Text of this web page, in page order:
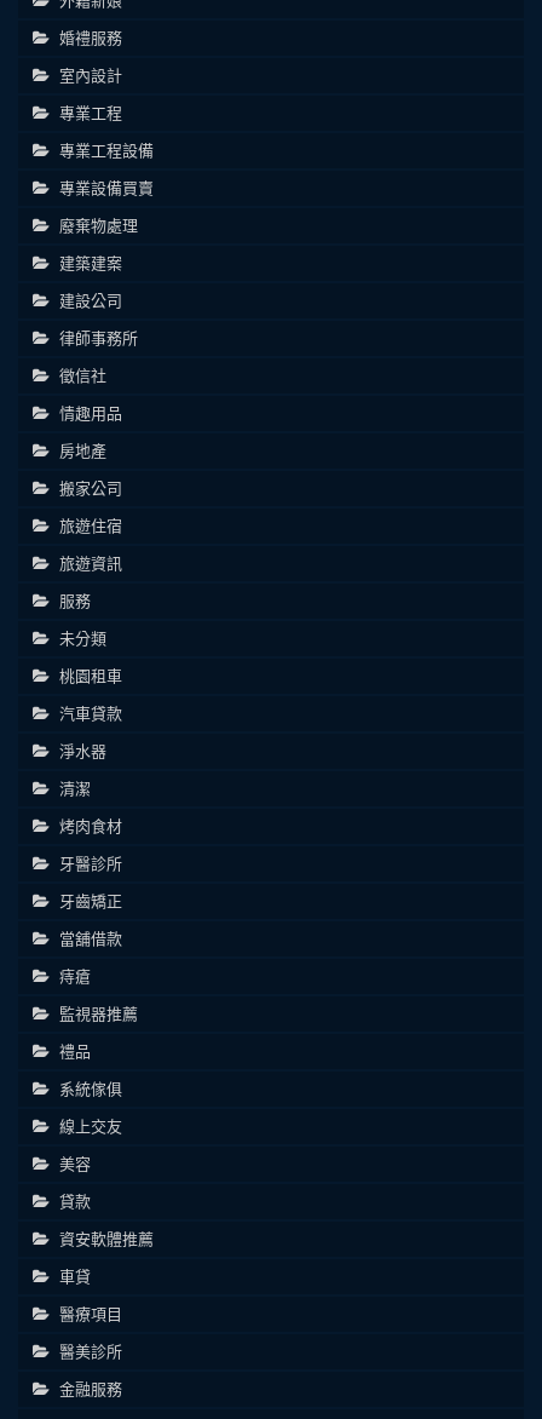
婚禮服務
室內設計
專業工程
專業工程設備
專業設備買賣
廢棄物處理
建築建案
建設公司
律師事務所
徵信社
情趣用品
房地產
搬家公司
旅遊住宿
旅遊資訊
服務
未分類
桃園租車
汽車貸款
淨水器
清潔
烤肉食材
牙醫診所
牙齒矯正
當舖借款
痔瘡
監視器推薦
禮品
系統傢俱
線上交友
美容
貸款
資安軟體推薦
車貸
醫療項目
醫美診所
金融服務